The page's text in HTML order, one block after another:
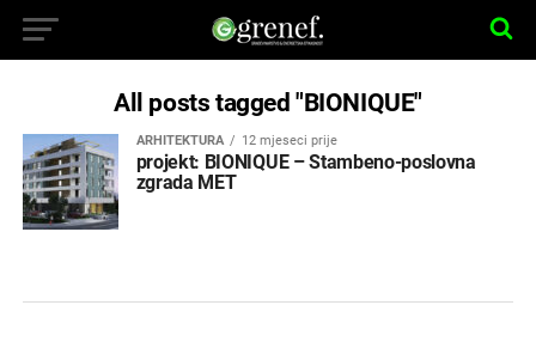
All posts tagged "BIONIQUE"
ARHITEKTURA 12 mjeseci prije
projekt: BIONIQUE – Stambeno-poslovna
zgrada MET